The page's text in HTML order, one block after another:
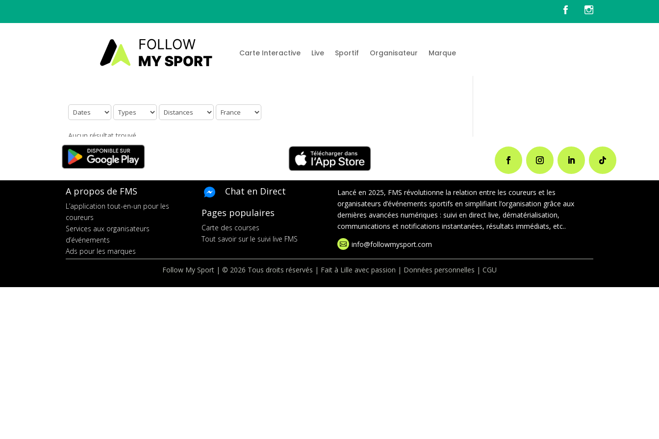
Carte Interactive Live Sportif Organisateur Marque
Aucun résultat trouvé.
A propos de FMS
L’application tout-en-un pour les
coureurs
Services aux organisateurs
d’événements
Ads pour les marques
Chat en Direct
Pages populaires
Carte des courses
Tout savoir sur le suivi live FMS
Lancé en 2025, FMS révolutionne la relation entre les coureurs et les
organisateurs d’événements sportifs en simplifiant l’organisation grâce aux
dernières avancées numériques : suivi en direct live, dématérialisation,
communications et notifications instantanées, résultats immédiats, etc..
 info@followmysport.com
Follow My Sport | © 2026 Tous droits réservés | Fait à Lille avec passion | Données personnelles | CGU